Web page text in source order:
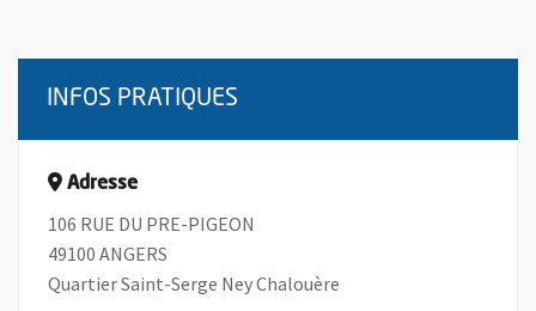
INFOS PRATIQUES
Adresse
106 RUE DU PRE-PIGEON
49100 ANGERS
Quartier Saint-Serge Ney Chalouère